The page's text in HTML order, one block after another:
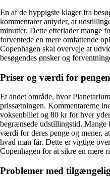
En af de hyppigste klager fra
kommentarer antyder, at
minutter. Dette efterlader mange
forventede en mere omfattende
Copenhagen skal overveje at
besøgendes ønsker og
Priser og værdi for
Et andet område, hvor
prissætningen. Kommentarerne
voksenbillet og 80 kr for hver
begrænsede udstillingstid.
værdi for deres penge og mener,
hvad man får. Dette er vigtige
Copenhagen for at sikre en mere
Problemer med